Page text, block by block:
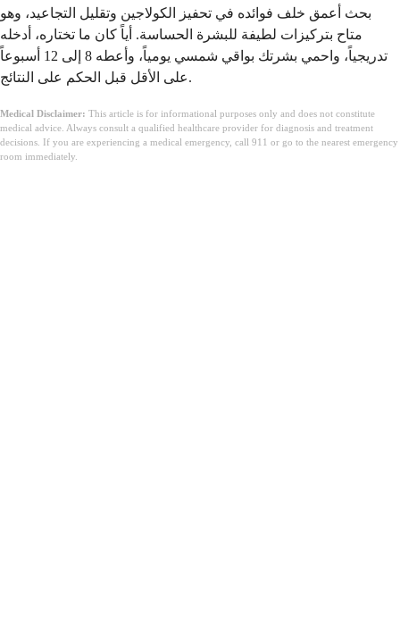
بحث أعمق خلف فوائده في تحفيز الكولاجين وتقليل التجاعيد، وهو
متاح بتركيزات لطيفة للبشرة الحساسة. أياً كان ما تختاره، أدخله
تدريجياً، واحمي بشرتك بواقي شمسي يومياً، وأعطه 8 إلى 12 أسبوعاً
على الأقل قبل الحكم على النتائج.
Medical Disclaimer: This article is for informational purposes only and does not constitute
medical advice. Always consult a qualified healthcare provider for diagnosis and treatment
decisions. If you are experiencing a medical emergency, call 911 or go to the nearest emergency
room immediately.